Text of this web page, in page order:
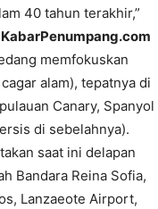
40 tahun terakhir,”
KabarPenumpang.com
memfokuskan
alam), tepatnya di
Canary, Spanyol
di sebelahnya).
saat ini delapan
Bandara Reina Sofia,
Lanzaeote Airport,